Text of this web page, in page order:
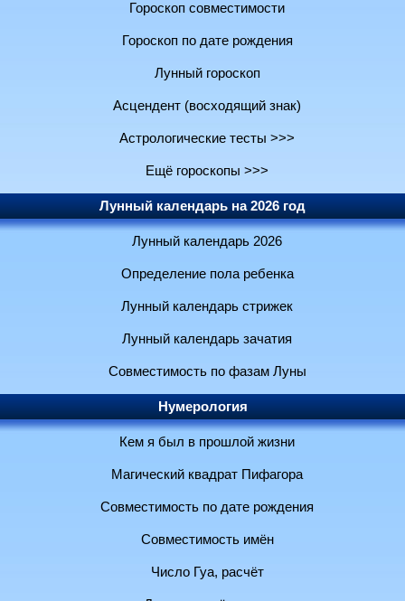
Гороскоп совместимости
Гороскоп по дате рождения
Лунный гороскоп
Асцендент (восходящий знак)
Астрологические тесты >>>
Ещё гороскопы >>>
Лунный календарь на 2026 год
Лунный календарь 2026
Определение пола ребенка
Лунный календарь стрижек
Лунный календарь зачатия
Совместимость по фазам Луны
Нумерология
Кем я был в прошлой жизни
Магический квадрат Пифагора
Совместимость по дате рождения
Совместимость имён
Число Гуа, расчёт